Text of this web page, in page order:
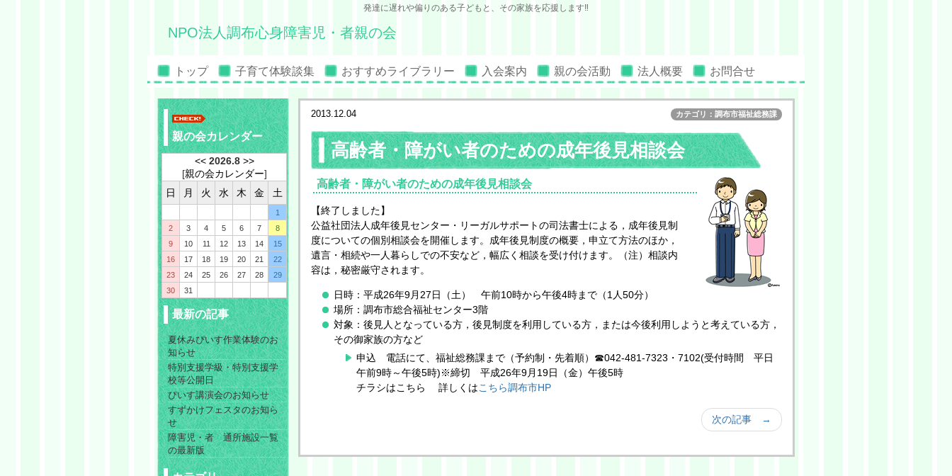
発達に遅れや偏りのある子どもと、その家族を応援します‼
NPO法人調布心身障害児・者親の会
トップ 子育て体験談集 おすすめライブラリー 入会案内 親の会活動 法人概要 お問合せ
2013.12.04 カテゴリ：調布市福祉総務課
高齢者・障がい者のための成年後見相談会
高齢者・障がい者のための成年後見相談会
【終了しました】
公益社団法人成年後見センター・リーガルサポートの司法書士による，成年後見制
度についての個別相談会を開催します。成年後見制度の概要，申立て方法のほか，
遺言・相続や一人暮らしでの不安など，幅広く相談を受け付けます。（注）相談内
容は，秘密厳守されます。
日時：平成26年9月27日（土） 午前10時から午後4時まで（1人50分）
場所：調布市総合福祉センター3階
対象：後見人となっている方，後見制度を利用している方，または今後利用しようと考えている方，
その御家族の方など
申込 電話にて、福祉総務課まで（予約制・先着順）☎042-481-7323・7102(受付時間 平日
午前9時～午後5時)※締切 平成26年9月19日（金）午後5時
チラシはこちら 詳しくはこちら調布市HP
次の記事 →
親の会カレンダー
<< 2026.8 >>
[親の会カレンダー]
日
月 火 水 木 金 土
1
2
3 4 5 6 7
8
9
10 11 12 13 14
15
16
17 18 19 20 21
22
23
24 25 26 27 28
29
30
31
最新の記事
夏休みぴいす作業体験のお
知らせ
特別支援学級・特別支援学
校等公開日
ぴいす講演会のお知らせ
すずかけフェスタのお知ら
せ
障害児・者 通所施設一覧
の最新版